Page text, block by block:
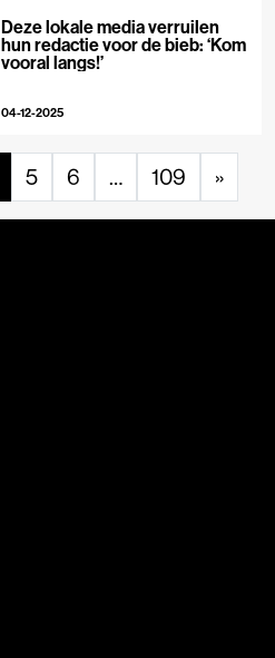
Deze lokale media verruilen
hun redactie voor de bieb: ‘Kom
vooral langs!’
04-12-2025
5 6 … 109 »